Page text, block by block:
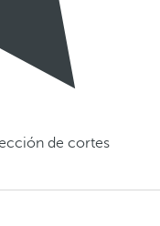
de cortes